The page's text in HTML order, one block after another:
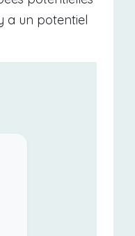
a un potentiel